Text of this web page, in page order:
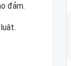
đảm.